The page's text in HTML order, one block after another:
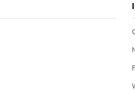
ou no trabalho.
e um design divertido, sendo uma